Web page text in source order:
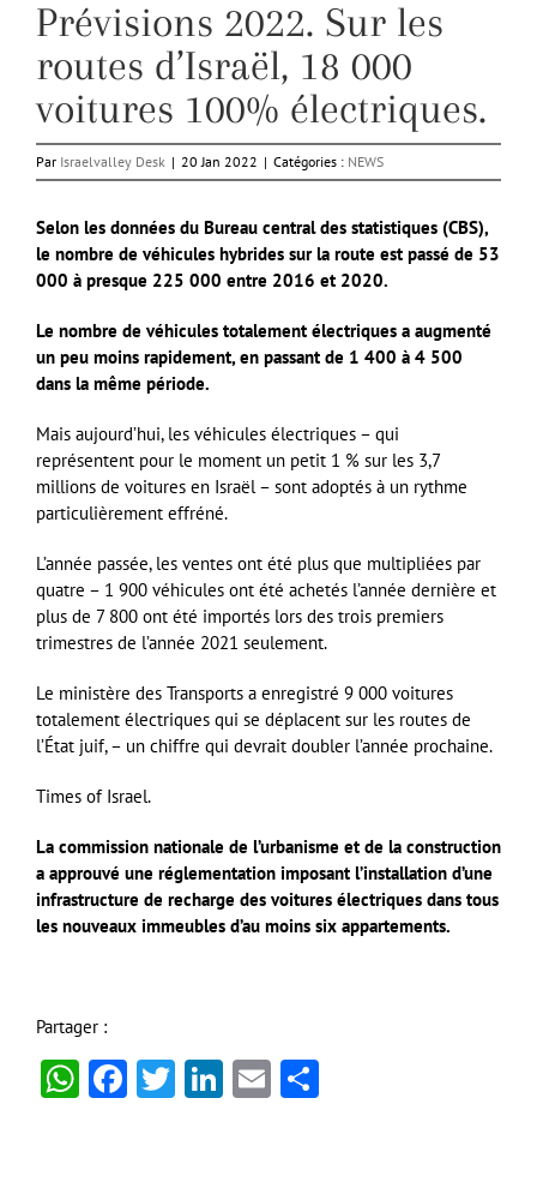
Prévisions 2022. Sur les
routes d’Israël, 18 000
voitures 100% électriques.
Par Israelvalley Desk | 20 Jan 2022 | Catégories : NEWS
Selon les données du Bureau central des statistiques (CBS),
le nombre de véhicules hybrides sur la route est passé de 53
000 à presque 225 000 entre 2016 et 2020.
Le nombre de véhicules totalement électriques a augmenté
un peu moins rapidement, en passant de 1 400 à 4 500
dans la même période.
Mais aujourd’hui, les véhicules électriques – qui
représentent pour le moment un petit 1 % sur les 3,7
millions de voitures en Israël – sont adoptés à un rythme
particulièrement effréné.
L’année passée, les ventes ont été plus que multipliées par
quatre – 1 900 véhicules ont été achetés l’année dernière et
plus de 7 800 ont été importés lors des trois premiers
trimestres de l’année 2021 seulement.
Le ministère des Transports a enregistré 9 000 voitures
totalement électriques qui se déplacent sur les routes de
l’État juif, – un chiffre qui devrait doubler l’année prochaine.
Times of Israel.
La commission nationale de l’urbanisme et de la construction
a approuvé une réglementation imposant l’installation d’une
infrastructure de recharge des voitures électriques dans tous
les nouveaux immeubles d’au moins six appartements.
Partager :
WhatsApp
Facebook
Twitter
LinkedIn
Email